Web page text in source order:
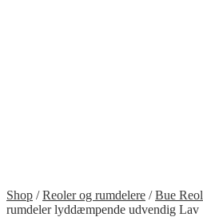
Shop /Reoler og rumdelere /Bue Reol
rumdeler lyddæmpende udvendig Lav